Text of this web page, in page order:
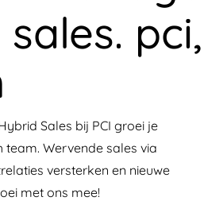
pci,
Sales bij PCI groei je
team. Wervende sales via
versterken en nieuwe
met ons mee!